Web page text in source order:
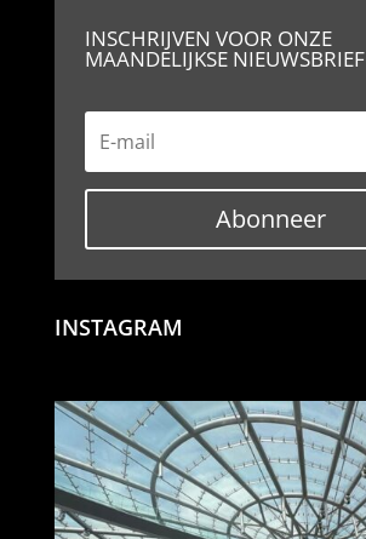
INSCHRIJVEN VOOR ONZE
MAANDELIJKSE NIEUWSBRIEF
Abonneer
INSTAGRAM